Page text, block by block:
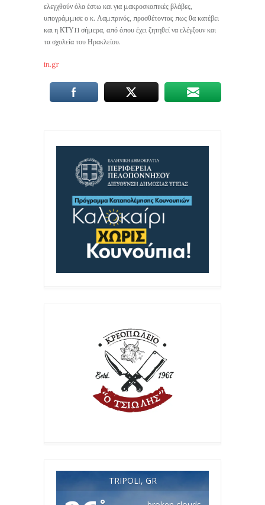
ελεγχθούν όλα έστω και για μακροσκοπικές βλάβες,
υπογράμμισε ο κ. Λαμπρινός, προσθέτοντας πως θα κατέβει
και η ΚΤΥΠ σήμερα, από όπου έχει ζητηθεί να ελέγξουν και
τα σχολεία του Ηρακλείου.
in.gr
TRIPOLI, GR